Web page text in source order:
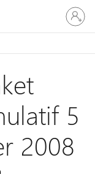
Masuk
ke
akun
5
2008